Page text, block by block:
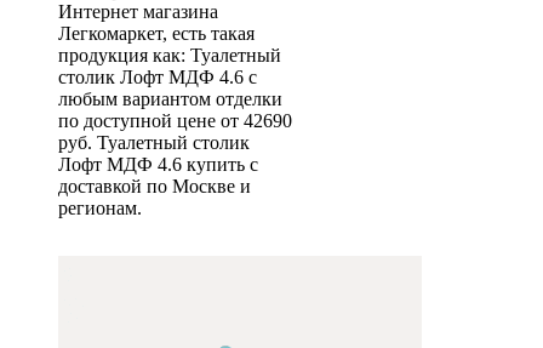
Интернет магазина
Легкомаркет, есть такая
продукция как: Туалетный
столик Лофт МДФ 4.6 с
любым вариантом отделки
по доступной цене от 42690
руб. Туалетный столик
Лофт МДФ 4.6 купить с
доставкой по Москве и
регионам.